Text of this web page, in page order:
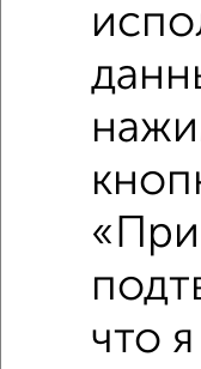
Похожие
Комнаты в
что я